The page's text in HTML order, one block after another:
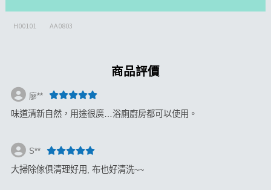
H00101 AA0803
商品評價
廖**
味道清新自然，用途很廣…浴廁廚房都可以使用。
S**
大掃除傢俱清理好用, 布也好清洗~~